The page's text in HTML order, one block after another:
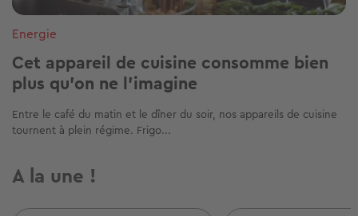
Energie
Cet appareil de cuisine consomme bien
plus qu'on ne l'imagine
Entre le café du matin et le dîner du soir, nos appareils de cuisine
tournent à plein régime. Frigo...
A la une !